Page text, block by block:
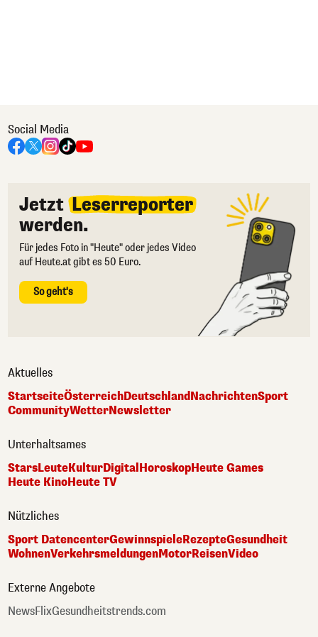
Social Media
Jetzt Leserreporter
werden.
Für jedes Foto in "Heute" oder jedes Video
auf Heute.at gibt es 50 Euro.
So geht's
Aktuelles
StartseiteÖsterreichDeutschlandNachrichtenSport
CommunityWetterNewsletter
Unterhaltsames
StarsLeuteKulturDigitalHoroskopHeute Games
Heute KinoHeute TV
Nützliches
Sport DatencenterGewinnspieleRezepteGesundheit
WohnenVerkehrsmeldungenMotorReisenVideo
Externe Angebote
NewsFlixGesundheitstrends.com